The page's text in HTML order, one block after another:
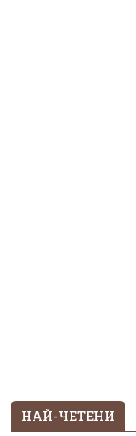
НАЙ-ЧЕТЕНИ